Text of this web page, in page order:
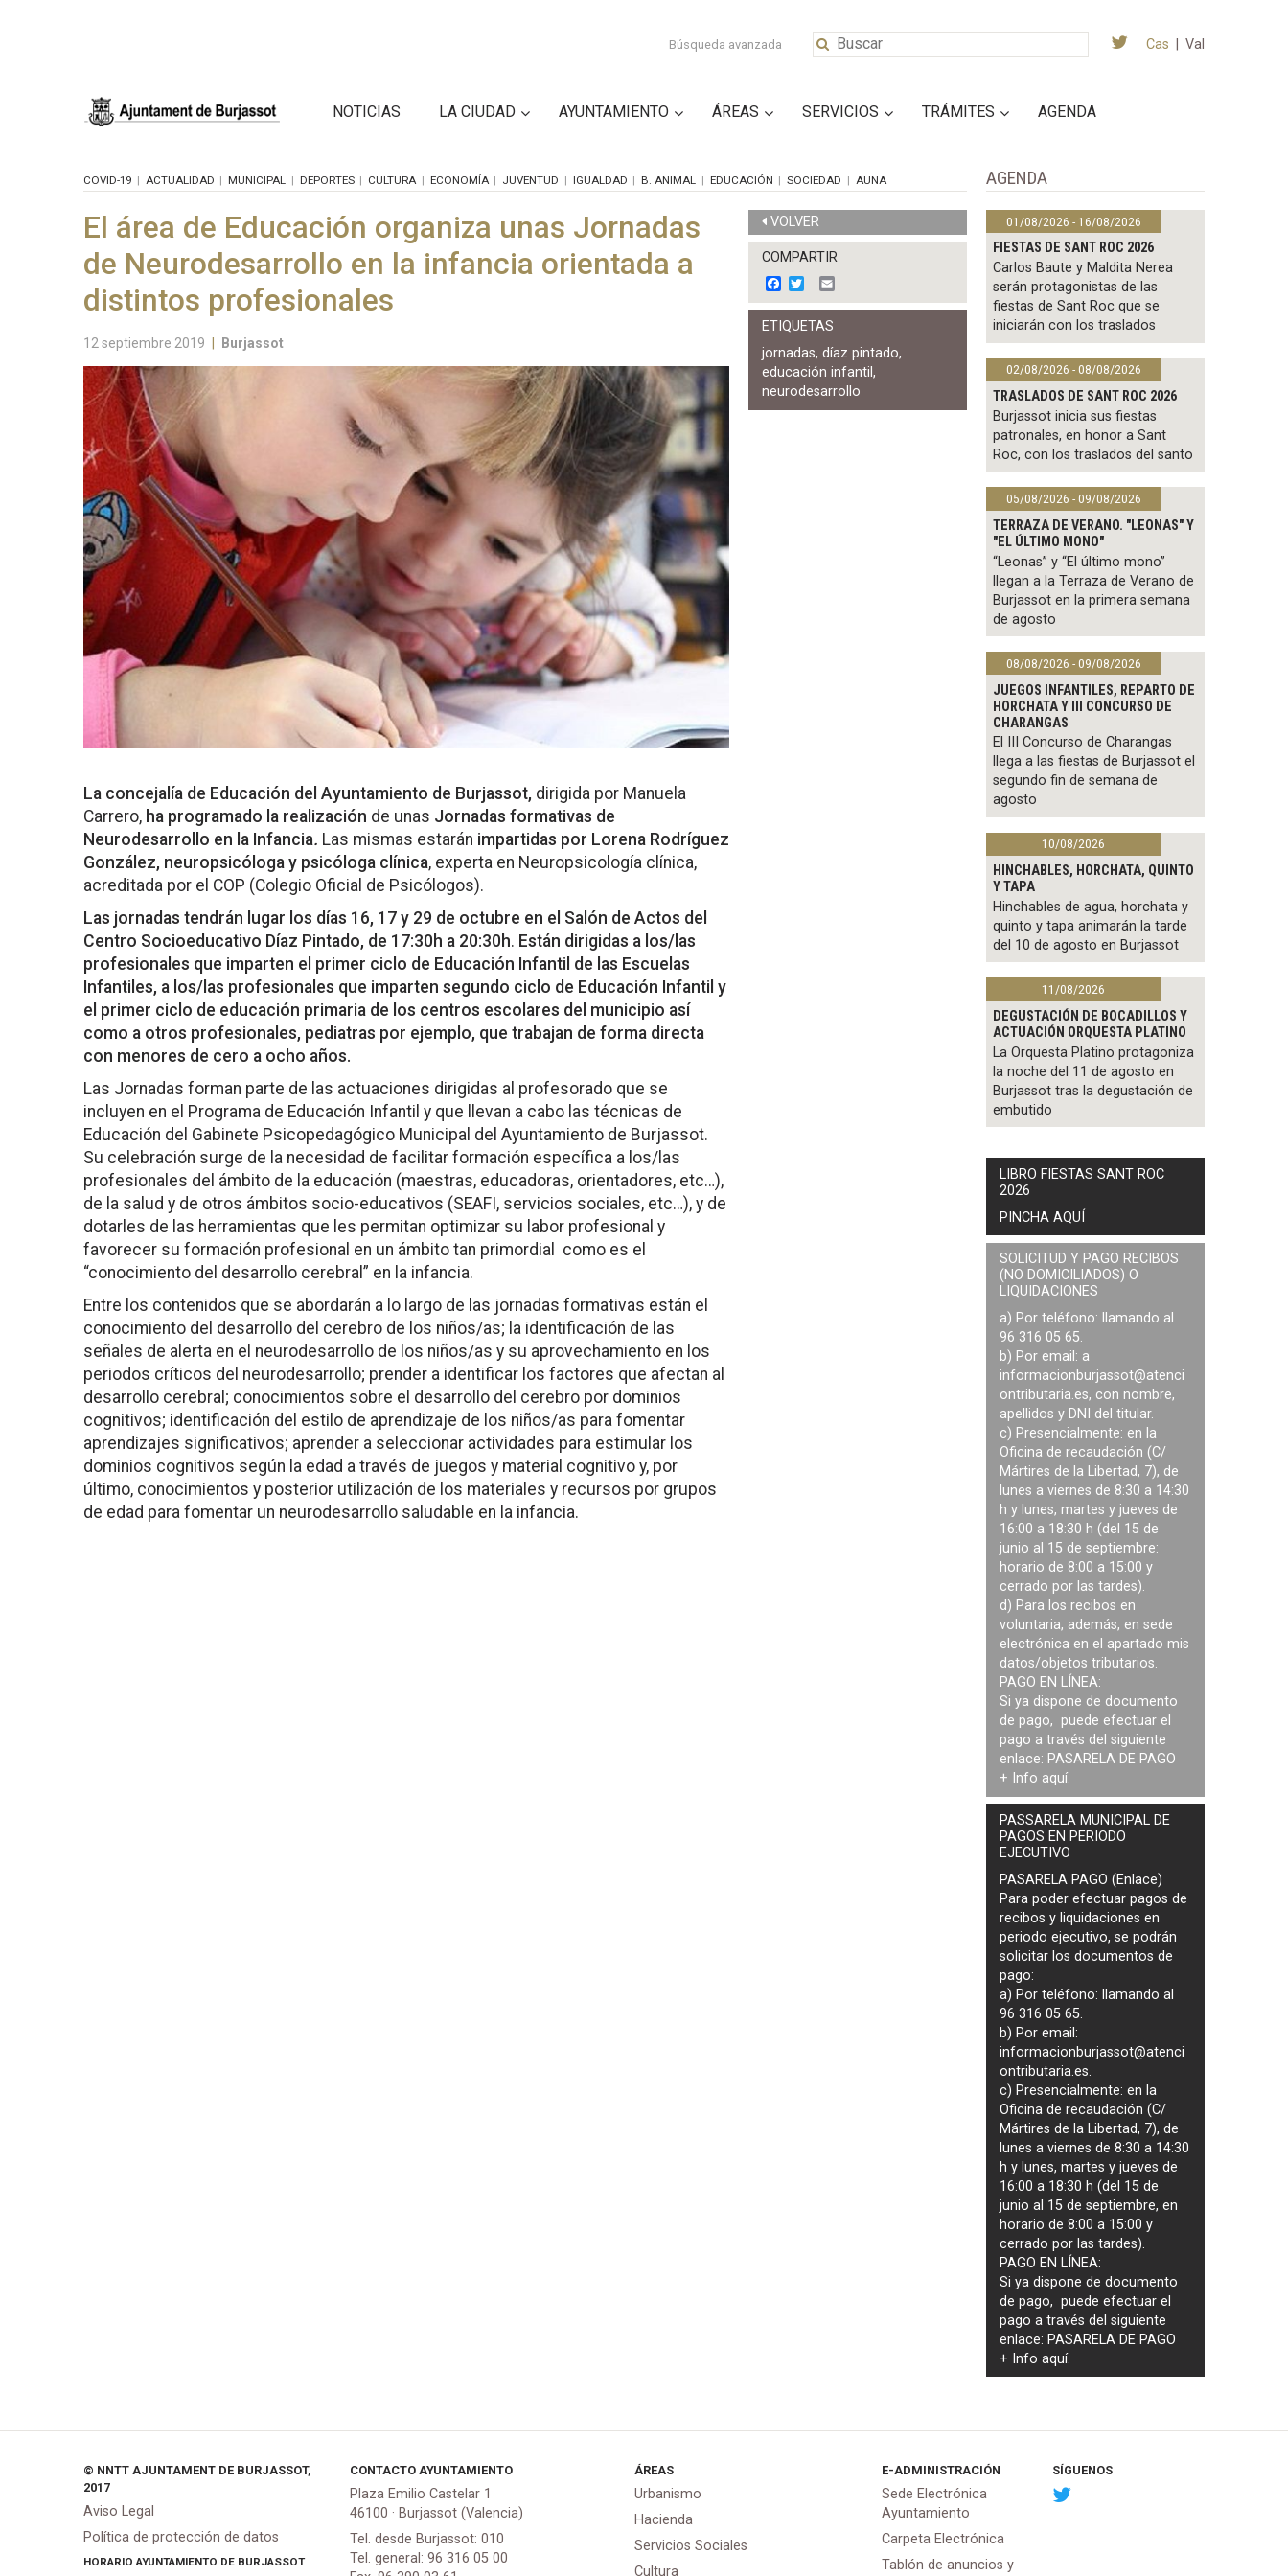
Búsqueda avanzada Cas Val
NOTICIAS LA CIUDAD AYUNTAMIENTO ÁREAS SERVICIOS TRÁMITES AGENDA
COVID-19 ACTUALIDAD MUNICIPAL DEPORTES CULTURA ECONOMÍA JUVENTUD IGUALDAD B. ANIMAL EDUCACIÓN SOCIEDAD AUNA
El área de Educación organiza unas Jornadas
de Neurodesarrollo en la infancia orientada a
distintos profesionales
12 septiembre 2019 Burjassot
La concejalía de Educación del Ayuntamiento de Burjassot, dirigida por Manuela
Carrero, ha programado la realización de unas Jornadas formativas de
Neurodesarrollo en la Infancia. Las mismas estarán impartidas por Lorena Rodríguez
González, neuropsicóloga y psicóloga clínica, experta en Neuropsicología clínica,
acreditada por el COP (Colegio Oficial de Psicólogos).
Las jornadas tendrán lugar los días 16, 17 y 29 de octubre en el Salón de Actos del
Centro Socioeducativo Díaz Pintado, de 17:30h a 20:30h. Están dirigidas a los/las
profesionales que imparten el primer ciclo de Educación Infantil de las Escuelas
Infantiles, a los/las profesionales que imparten segundo ciclo de Educación Infantil y
el primer ciclo de educación primaria de los centros escolares del municipio así
como a otros profesionales, pediatras por ejemplo, que trabajan de forma directa
con menores de cero a ocho años.
Las Jornadas forman parte de las actuaciones dirigidas al profesorado que se
incluyen en el Programa de Educación Infantil y que llevan a cabo las técnicas de
Educación del Gabinete Psicopedagógico Municipal del Ayuntamiento de Burjassot.
Su celebración surge de la necesidad de facilitar formación específica a los/las
profesionales del ámbito de la educación (maestras, educadoras, orientadores, etc…),
de la salud y de otros ámbitos socio-educativos (SEAFI, servicios sociales, etc…), y de
dotarles de las herramientas que les permitan optimizar su labor profesional y
favorecer su formación profesional en un ámbito tan primordial como es el
“conocimiento del desarrollo cerebral” en la infancia.
Entre los contenidos que se abordarán a lo largo de las jornadas formativas están el
conocimiento del desarrollo del cerebro de los niños/as; la identificación de las
señales de alerta en el neurodesarrollo de los niños/as y su aprovechamiento en los
periodos críticos del neurodesarrollo; prender a identificar los factores que afectan al
desarrollo cerebral; conocimientos sobre el desarrollo del cerebro por dominios
cognitivos; identificación del estilo de aprendizaje de los niños/as para fomentar
aprendizajes significativos; aprender a seleccionar actividades para estimular los
dominios cognitivos según la edad a través de juegos y material cognitivo y, por
último, conocimientos y posterior utilización de los materiales y recursos por grupos
de edad para fomentar un neurodesarrollo saludable en la infancia.
VOLVER
COMPARTIR
F
a
c
e
o
o
k
w
i
t
e
r
m
a
ETIQUETAS
jornadas,díaz pintado,
educación infantil,
neurodesarrollo
AGENDA
01/08/2026 - 16/08/2026
FIESTAS DE SANT ROC 2026
Carlos Baute y Maldita Nerea
serán protagonistas de las
fiestas de Sant Roc que se
iniciarán con los traslados
02/08/2026 - 08/08/2026
TRASLADOS DE SANT ROC 2026
Burjassot inicia sus fiestas
patronales, en honor a Sant
Roc, con los traslados del santo
05/08/2026 - 09/08/2026
TERRAZA DE VERANO. "LEONAS" Y
"EL ÚLTIMO MONO"
“Leonas” y “El último mono”
llegan a la Terraza de Verano de
Burjassot en la primera semana
de agosto
08/08/2026 - 09/08/2026
JUEGOS INFANTILES, REPARTO DE
HORCHATA Y III CONCURSO DE
CHARANGAS
El III Concurso de Charangas
llega a las fiestas de Burjassot el
segundo fin de semana de
agosto
10/08/2026
HINCHABLES, HORCHATA, QUINTO
Y TAPA
Hinchables de agua, horchata y
quinto y tapa animarán la tarde
del 10 de agosto en Burjassot
11/08/2026
DEGUSTACIÓN DE BOCADILLOS Y
ACTUACIÓN ORQUESTA PLATINO
La Orquesta Platino protagoniza
la noche del 11 de agosto en
Burjassot tras la degustación de
embutido
LIBRO FIESTAS SANT ROC
2026
PINCHA AQUÍ
SOLICITUD Y PAGO RECIBOS
(NO DOMICILIADOS) O
LIQUIDACIONES
a) Por teléfono: llamando al
96 316 05 65.
b) Por email: a
informacionburjassot@atenci
ontributaria.es, con nombre,
apellidos y DNI del titular.
c) Presencialmente: en la
Oficina de recaudación (C/
Mártires de la Libertad, 7), de
lunes a viernes de 8:30 a 14:30
h y lunes, martes y jueves de
16:00 a 18:30 h (del 15 de
junio al 15 de septiembre:
horario de 8:00 a 15:00 y
cerrado por las tardes).
d) Para los recibos en
voluntaria, además, en sede
electrónica en el apartado mis
datos/objetos tributarios.
PAGO EN LÍNEA:
Si ya dispone de documento
de pago, puede efectuar el
pago a través del siguiente
enlace: PASARELA DE PAGO
+ Info aquí.
PASSARELA MUNICIPAL DE
PAGOS EN PERIODO
EJECUTIVO
PASARELA PAGO (Enlace)
Para poder efectuar pagos de
recibos y liquidaciones en
periodo ejecutivo, se podrán
solicitar los documentos de
pago:
a) Por teléfono: llamando al
96 316 05 65.
b) Por email:
informacionburjassot@atenci
ontributaria.es.
c) Presencialmente: en la
Oficina de recaudación (C/
Mártires de la Libertad, 7), de
lunes a viernes de 8:30 a 14:30
h y lunes, martes y jueves de
16:00 a 18:30 h (del 15 de
junio al 15 de septiembre, en
horario de 8:00 a 15:00 y
cerrado por las tardes).
PAGO EN LÍNEA:
Si ya dispone de documento
de pago, puede efectuar el
pago a través del siguiente
enlace: PASARELA DE PAGO
+ Infoaquí.
© NNTT AJUNTAMENT DE BURJASSOT,
2017
Aviso Legal
Política de protección de datos
HORARIO AYUNTAMIENTO DE BURJASSOT
CONTACTO AYUNTAMIENTO
Plaza Emilio Castelar 1
46100 · Burjassot (Valencia)
Tel. desde Burjassot: 010
Tel. general: 96 316 05 00
ÁREAS
Urbanismo
Hacienda
Servicios Sociales
Cultura
E-ADMINISTRACIÓN
Sede Electrónica
Ayuntamiento
Carpeta Electrónica
Tablón de anuncios y
SÍGUENOS